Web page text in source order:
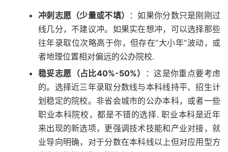
冲刺志愿（少量或不填）
：如果你分数只是刚刚过
线几分，不建议冲。如果实在想冲，可以选择那些
往年录取位次略高于你，但存在“大小年”波动，或
者地理位置相对偏远的公办院校.
稳妥志愿（占比40%-50%）
：这是你重点要考虑
的。选择近三年录取分数线与本科线持平、招生计
划稳定的院校。非省会城市的公办本科，或者一些
职业本科院校，都是不错的选择. 职业本科是近年
来出现的新选项，更强调技术技能和产业对接，就
业导向明确，对于分数在本科线以上但对应用型方